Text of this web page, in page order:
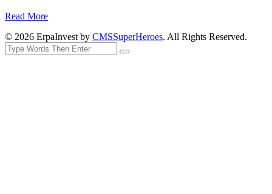
Read More
© 2026 ErpaInvest by CMSSuperHeroes. All Rights Reserved.